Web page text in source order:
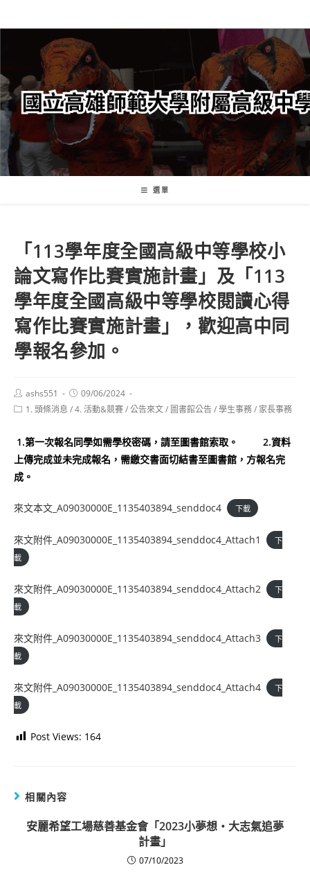
轉
要
內
容
選單
「113學年度全國高級中等學校小
論文寫作比賽實施計畫」及「113
學年度全國高級中等學校閱讀心得
寫作比賽實施計畫」，歡迎高中同
學報名參加。
Post
author:
ashs551
Post
published:
09/06/2024
Post1. 頭條消息 /4. 活動&競賽/公告來文/ 圖書館公告/學生事務/ 家長事務
1.第一次報名同學如需學校密碼，請至圖書館索取。
2.資料
上傳完成並未完成報名，需繳交書面切結書至圖書館，方報名完
成。
來文本文_A09030000E_1135403894_senddoc4 下載
來文附件_A09030000E_1135403894_senddoc4_Attach1
下
載
來文附件_A09030000E_1135403894_senddoc4_Attach2
下
載
來文附件_A09030000E_1135403894_senddoc4_Attach3
下
載
來文附件_A09030000E_1135403894_senddoc4_Attach4
下
載
Post Views: 164
相關內容
安麗希望工場慈善基金會「2023小夢想‧大志氣追夢
計畫」
07/10/2023